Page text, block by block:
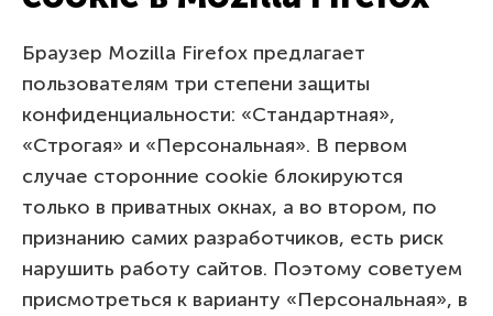
Браузер Mozilla Firefox предлагает
пользователям три степени защиты
конфиденциальности: «Стандартная»,
«Строгая» и «Персональная». В первом
случае сторонние cookie блокируются
только в приватных окнах, а во втором, по
признанию самих разработчиков, есть риск
нарушить работу сайтов. Поэтому советуем
присмотреться к варианту «Персональная», в